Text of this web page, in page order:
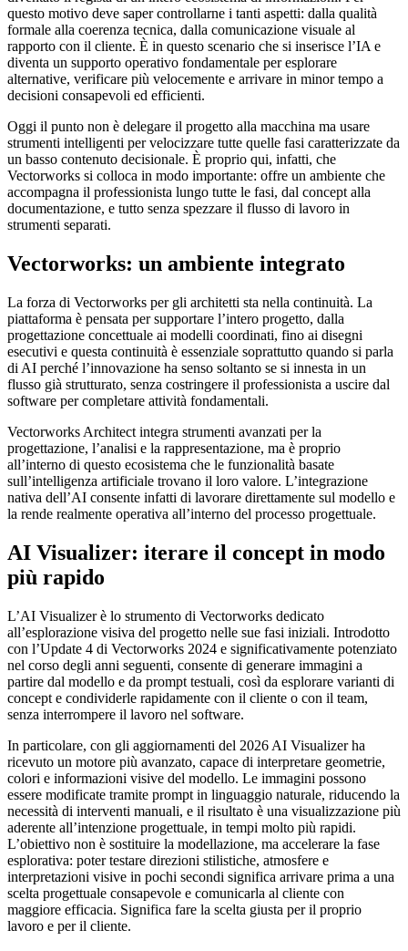
questo motivo deve saper controllarne i tanti aspetti: dalla qualità
formale alla coerenza tecnica, dalla comunicazione visuale al
rapporto con il cliente. È in questo scenario che si inserisce l’IA e
diventa un supporto operativo fondamentale per esplorare
alternative, verificare più velocemente e arrivare in minor tempo a
decisioni consapevoli ed efficienti.
Oggi il punto non è delegare il progetto alla macchina ma usare
strumenti intelligenti per velocizzare tutte quelle fasi caratterizzate da
un basso contenuto decisionale. È proprio qui, infatti, che
Vectorworks si colloca in modo importante: offre un ambiente che
accompagna il professionista lungo tutte le fasi, dal concept alla
documentazione, e tutto senza spezzare il flusso di lavoro in
strumenti separati.
Vectorworks: un ambiente integrato
La forza di Vectorworks per gli architetti sta nella continuità. La
piattaforma è pensata per supportare l’intero progetto, dalla
progettazione concettuale ai modelli coordinati, fino ai disegni
esecutivi e questa continuità è essenziale soprattutto quando si parla
di AI perché l’innovazione ha senso soltanto se si innesta in un
flusso già strutturato, senza costringere il professionista a uscire dal
software per completare attività fondamentali.
Vectorworks Architect integra strumenti avanzati per la
progettazione, l’analisi e la rappresentazione, ma è proprio
all’interno di questo ecosistema che le funzionalità basate
sull’intelligenza artificiale trovano il loro valore. L’integrazione
nativa dell’AI consente infatti di lavorare direttamente sul modello e
la rende realmente operativa all’interno del processo progettuale.
AI Visualizer: iterare il concept in modo
più rapido
L’AI Visualizer è lo strumento di Vectorworks dedicato
all’esplorazione visiva del progetto nelle sue fasi iniziali. Introdotto
con l’Update 4 di Vectorworks 2024 e significativamente potenziato
nel corso degli anni seguenti, consente di generare immagini a
partire dal modello e da prompt testuali, così da esplorare varianti di
concept e condividerle rapidamente con il cliente o con il team,
senza interrompere il lavoro nel software.
In particolare, con gli aggiornamenti del 2026 AI Visualizer ha
ricevuto un motore più avanzato, capace di interpretare geometrie,
colori e informazioni visive del modello. Le immagini possono
essere modificate tramite prompt in linguaggio naturale, riducendo la
necessità di interventi manuali, e il risultato è una visualizzazione più
aderente all’intenzione progettuale, in tempi molto più rapidi.
L’obiettivo non è sostituire la modellazione, ma accelerare la fase
esplorativa: poter testare direzioni stilistiche, atmosfere e
interpretazioni visive in pochi secondi significa arrivare prima a una
scelta progettuale consapevole e comunicarla al cliente con
maggiore efficacia. Significa fare la scelta giusta per il proprio
lavoro e per il cliente.